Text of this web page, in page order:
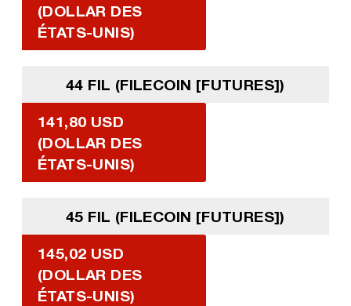
(DOLLAR DES
ÉTATS-UNIS)
44 FIL (FILECOIN [FUTURES])
141,80 USD
(DOLLAR DES
ÉTATS-UNIS)
45 FIL (FILECOIN [FUTURES])
145,02 USD
(DOLLAR DES
ÉTATS-UNIS)